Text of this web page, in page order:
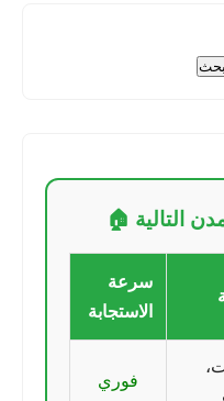
🏠
سرعة
الاستجابة
فوري